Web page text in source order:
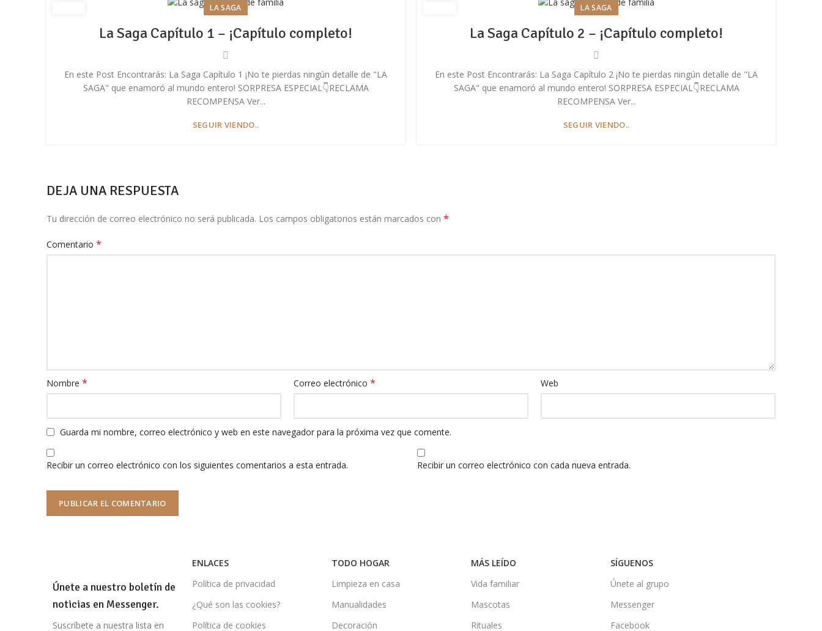
LA SAGA
La Saga Capítulo 1 – ¡Capítulo completo!
En este Post Encontrarás: La Saga Capítulo 1 ¡No te pierdas ningún detalle de "LA
SAGA" que enamoró al mundo entero! SORPRESA ESPECIAL👇RECLAMA
RECOMPENSA Ver...
SEGUIR VIENDO..
LA SAGA
La Saga Capítulo 2 – ¡Capítulo completo!
En este Post Encontrarás: La Saga Capítulo 2 ¡No te pierdas ningún detalle de "LA
SAGA" que enamoró al mundo entero! SORPRESA ESPECIAL👇RECLAMA
RECOMPENSA Ver...
SEGUIR VIENDO..
DEJA UNA RESPUESTA
Tu dirección de correo electrónico no será publicada. Los campos obligatorios están marcados con *
Comentario *
Nombre * Correo electrónico * Web
Guarda mi nombre, correo electrónico y web en este navegador para la próxima vez que comente.
Recibir un correo electrónico con los siguientes comentarios a esta entrada. Recibir un correo electrónico con cada nueva entrada.
Únete a nuestro boletín de
noticias en Messenger.
Suscríbete a nuestra lista en
ENLACES
Política de privacidad
¿Qué son las cookies?
Política de cookies
TODO HOGAR
Limpieza en casa
Manualidades
Decoración
MÁS LEÍDO
Vida familiar
Mascotas
Rituales
SÍGUENOS
Únete al grupo
Messenger
Facebook